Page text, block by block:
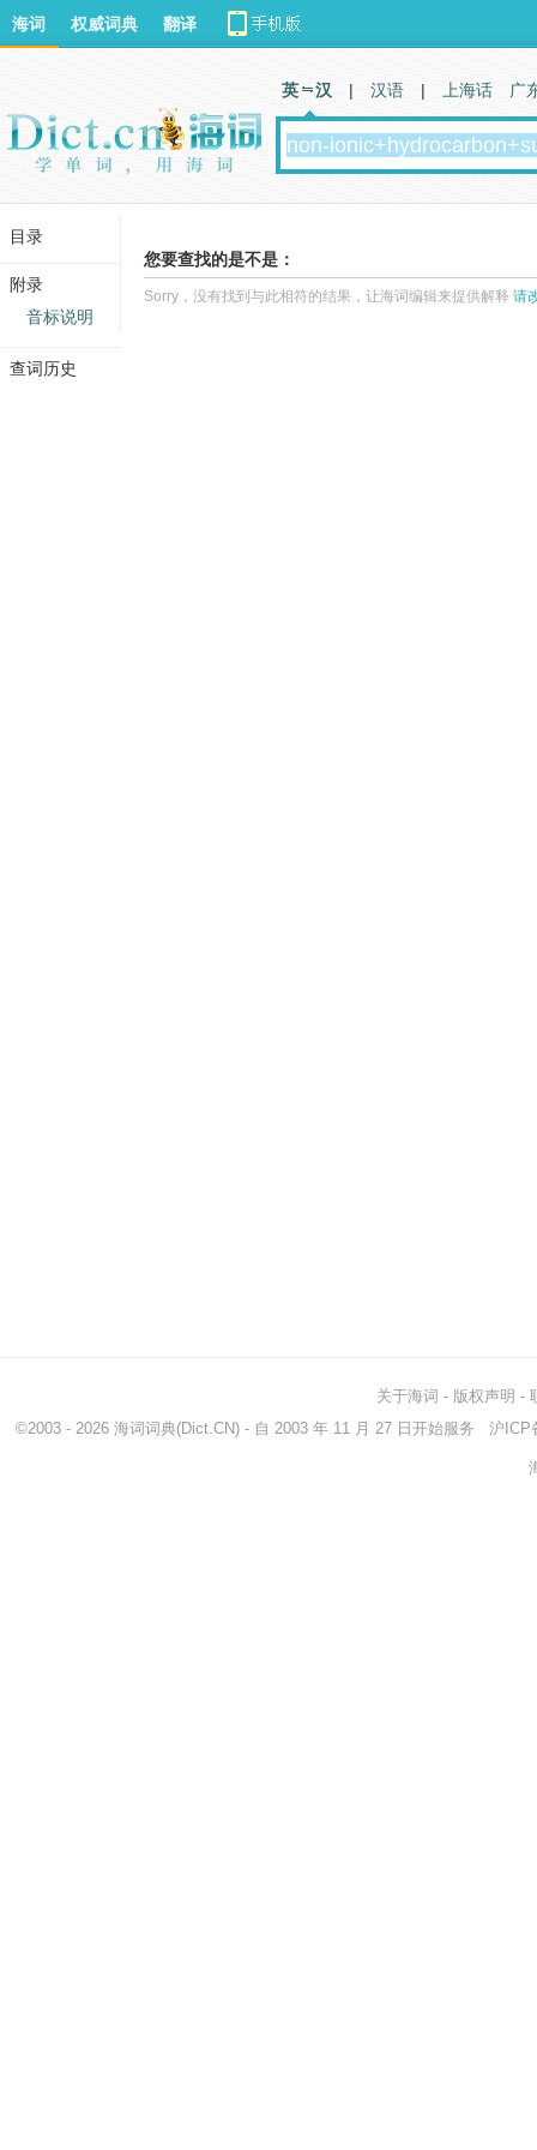
您要查找的是不是：
Sorry，没有找到与此相符的结果，让海词编辑来提供解释 请
海词 权威词典 翻译
英 汉 | 汉语 | 上海话 广
关于海词 - 版权声明 -
©2003 - 2026 海词词典(Dict.CN) - 自 2003 年 11 月 27 日开始服务 沪ICP
目录
附录
音标说明
查词历史